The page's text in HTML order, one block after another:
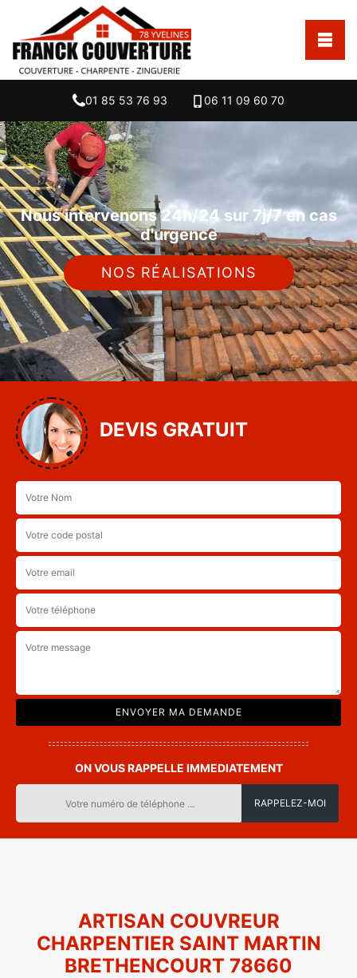
01 85 53 76 93 06 11 09 60 70
Nous intervenons 24h/24 sur 7j/7 en cas
d'urgence
NOS RÉALISATIONS
DEVIS GRATUIT
ON VOUS RAPPELLE IMMEDIATEMENT
ARTISAN COUVREUR
CHARPENTIER SAINT MARTIN
BRETHENCOURT 78660